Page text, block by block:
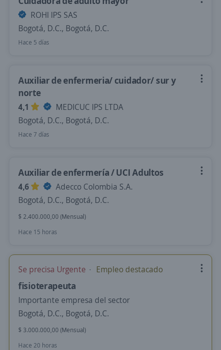
ROHI IPS SAS
Bogotá, D.C., Bogotá, D.C.
Hace 5 días
Auxiliar de enfermeria/ cuidador/ sur y
norte
4,1
MEDICUC IPS LTDA
Bogotá, D.C., Bogotá, D.C.
Hace 7 días
Auxiliar de enfermería / UCI Adultos
4,6
Adecco Colombia S.A.
Bogotá, D.C., Bogotá, D.C.
$ 2.400.000,00 (Mensual)
Hace 15 horas
Se precisa Urgente Empleo destacado
fisioterapeuta
Importante empresa del sector
Bogotá, D.C., Bogotá, D.C.
$ 3.000.000,00 (Mensual)
Hace 20 horas